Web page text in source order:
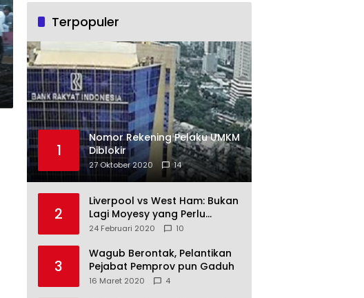
Terpopuler
1
Nomor Rekening Pelaku UMKM
Diblokir
27 Oktober 2020 14
2
Liverpool vs West Ham: Bukan
Lagi Moyesy yang Perlu
Ditakuti
24 Februari 2020 10
3
Wagub Berontak, Pelantikan
Pejabat Pemprov pun Gaduh
16 Maret 2020 4